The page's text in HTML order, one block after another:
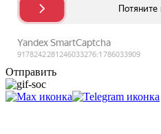
Отправить